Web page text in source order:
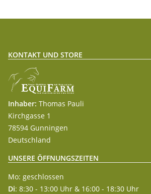
KONTAKT UND STORE
Inhaber: Thomas Pauli
Kirchgasse 1
78594 Gunningen
Deutschland
UNSERE ÖFFNUNGSZEITEN
Mo: geschlossen
Di: 8:30 - 13:00 Uhr & 16:00 - 18:30 Uhr